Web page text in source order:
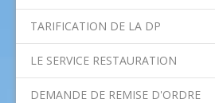
Conseil Départemental du Val-de-Marne
Aides financières de l'Etat
TARIFICATION DE LA DP
LE SERVICE RESTAURATION
DEMANDE DE REMISE D'ORDRE